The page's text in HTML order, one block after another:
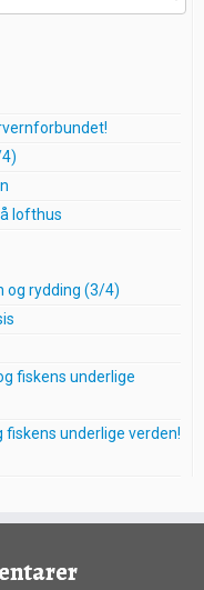
lofthus
og rydding (3/4)
fiskens underlige
fiskens underlige verden!